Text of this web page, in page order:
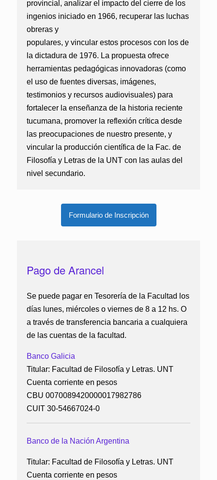
provincial, analizar el impacto del cierre de los
ingenios iniciado en 1966, recuperar las luchas
obreras y
populares, y vincular estos procesos con los de
la dictadura de 1976. La propuesta ofrece
herramientas pedagógicas innovadoras (como
el uso de fuentes diversas, imágenes,
testimonios y recursos audiovisuales) para
fortalecer la enseñanza de la historia reciente
tucumana, promover la reflexión crítica desde
las preocupaciones de nuestro presente, y
vincular la producción científica de la Fac. de
Filosofía y Letras de la UNT con las aulas del
nivel secundario.
Formulario de Inscripción
Pago de Arancel
Se puede pagar en Tesorería de la Facultad los
días lunes, miércoles o viernes de 8 a 12 hs. O
a través de transferencia bancaria a cualquiera
de las cuentas de la facultad.
Banco Galicia
Titular: Facultad de Filosofía y Letras. UNT
Cuenta corriente en pesos
CBU 0070089420000017982786
CUIT 30-54667024-0
Banco de la Nación Argentina
Titular: Facultad de Filosofía y Letras. UNT
Cuenta corriente en pesos